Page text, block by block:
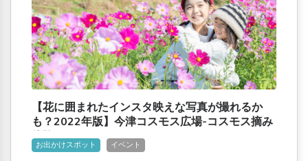
【花に囲まれたインスタ映えな写真が撮れるか
も？2022年版】今津コスモス広場-コスモス摘み
体験
お出かけスポット イベント